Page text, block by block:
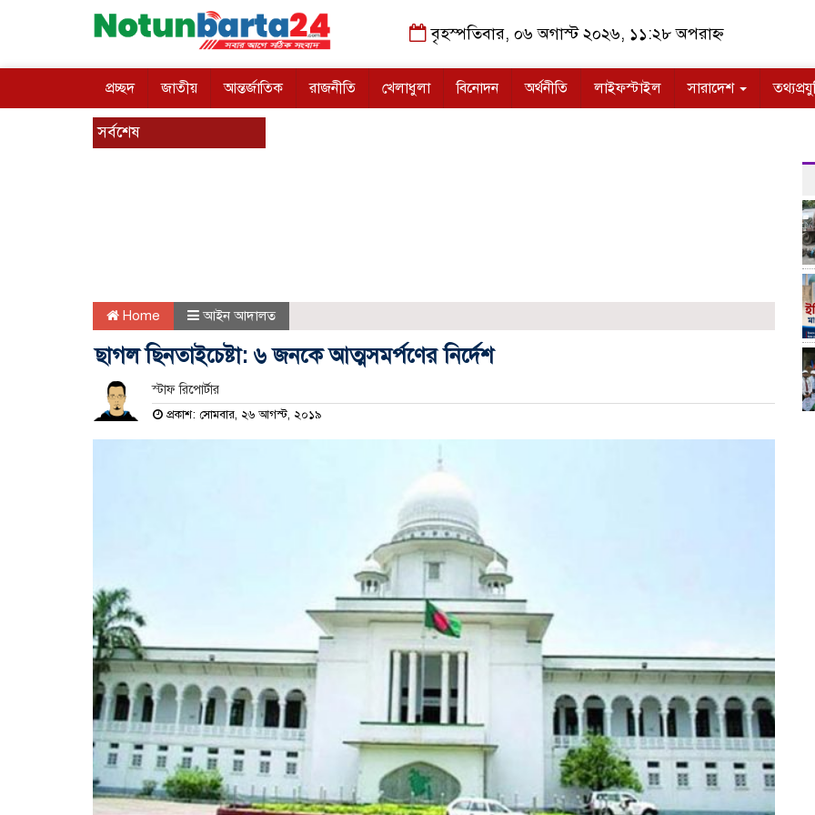
বৃহস্পতিবার, ০৬ অগাস্ট ২০২৬, ১১:২৮ অপরাহ্ন
প্রচ্ছদ জাতীয় আন্তর্জাতিক রাজনীতি খেলাধুলা বিনোদন অর্থনীতি লাইফস্টাইল সারাদেশ
সর্বশেষ
Home আইন আদালত
ছাগল ছিনতাইচেষ্টা: ৬ জনকে আত্মসমর্পণের নির্দেশ
স্টাফ রিপোর্টার
প্রকাশ: সোমবার, ২৬ আগস্ট, ২০১৯